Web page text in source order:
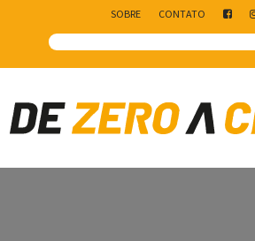
SOBRE CONTATO
Main Navigation